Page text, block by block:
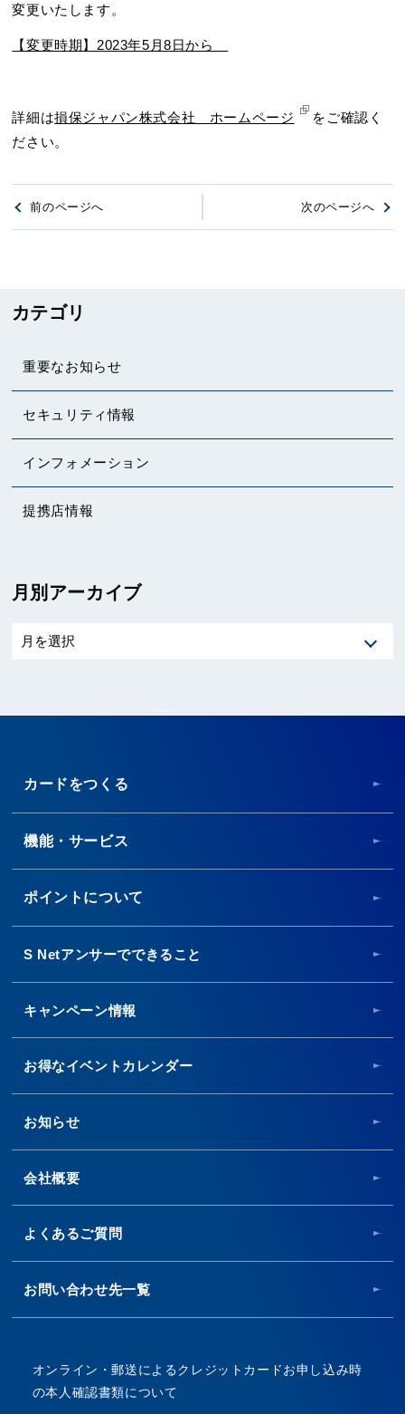
変更いたします。
【変更時期】2023年5月8日から
詳細は損保ジャパン株式会社 ホームページ
をご確認く
ださい。
前のページへ 次のページへ
カテゴリ
重要なお知らせ
セキュリティ情報
インフォメーション
提携店情報
月別アーカイブ
カードをつくる
機能・サービス
ポイントについて
S Netアンサーでできること
キャンペーン情報
お得なイベントカレンダー
お知らせ
会社概要
よくあるご質問
お問い合わせ先一覧
オンライン・郵送によるクレジットカードお申し込み時
の本人確認書類について